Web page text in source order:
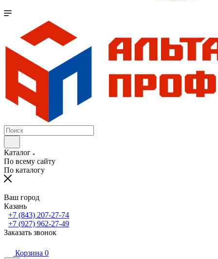
Каталог
По всему сайту
По каталогу
Ваш город
Казань
+7 (843) 207-27-74
+7 (927) 962-27-49
Заказать звонок
Корзина 0